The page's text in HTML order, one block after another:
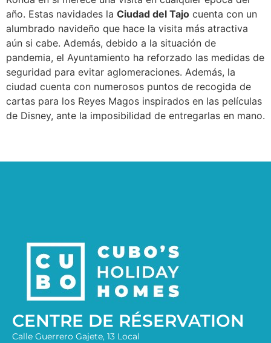
año. Estas navidades la Ciudad del Tajo cuenta con un
alumbrado navideño que hace la visita más atractiva
aún si cabe. Además, debido a la situación de
pandemia, el Ayuntamiento ha reforzado las medidas de
seguridad para evitar aglomeraciones. Además, la
ciudad cuenta con numerosos puntos de recogida de
cartas para los Reyes Magos inspirados en las películas
de Disney, ante la imposibilidad de entregarlas en mano.
CENTRE DE RÉSERVATION
Calle Guerrero Gajete, 13 Local